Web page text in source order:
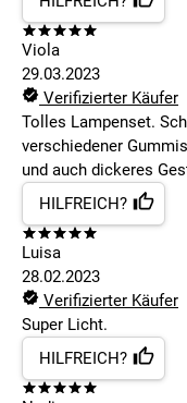
Viola
29.03.2023
Verifizierter Käufer
Tolles Lampenset.
verschiedener
und auch dickeres
HILFREICH?
Luisa
28.02.2023
Verifizierter Käufer
Super Licht.
HILFREICH?